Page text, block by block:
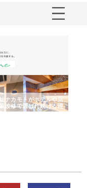
ナカモトがホテルや店
改修で選ばれ続ける理